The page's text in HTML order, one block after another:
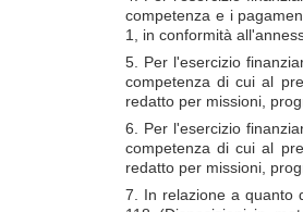
competenza e i
1, in conformità
5. Per l'esercizio
competenza di cui al
redatto per missioni,
6. Per l'esercizio
competenza di cui al
redatto per missioni,
7. In relazione a quanto